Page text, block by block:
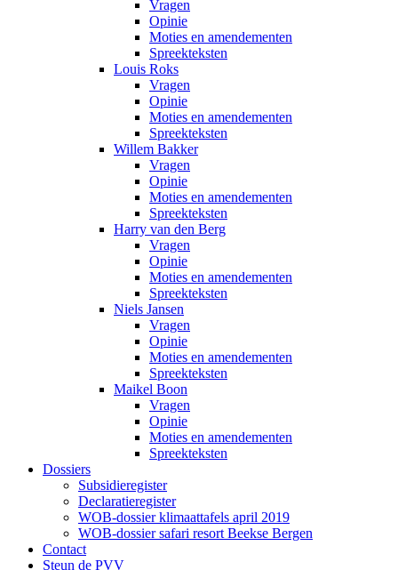
Vragen
Opinie
Moties en amendementen
Spreekteksten
Louis Roks
Vragen
Opinie
Moties en amendementen
Spreekteksten
Willem Bakker
Vragen
Opinie
Moties en amendementen
Spreekteksten
Harry van den Berg
Vragen
Opinie
Moties en amendementen
Spreekteksten
Niels Jansen
Vragen
Opinie
Moties en amendementen
Spreekteksten
Maikel Boon
Vragen
Opinie
Moties en amendementen
Spreekteksten
Dossiers
Subsidieregister
Declaratieregister
WOB-dossier klimaattafels april 2019
WOB-dossier safari resort Beekse Bergen
Contact
Steun de PVV